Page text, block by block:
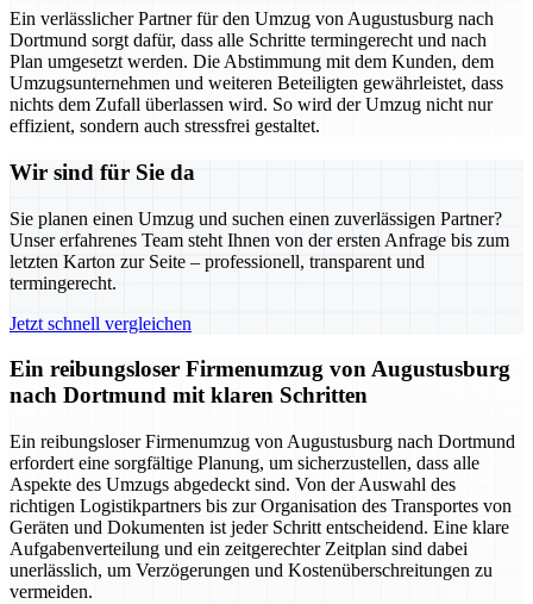
Ein verlässlicher Partner für den Umzug von Augustusburg nach
Dortmund sorgt dafür, dass alle Schritte termingerecht und nach
Plan umgesetzt werden. Die Abstimmung mit dem Kunden, dem
Umzugsunternehmen und weiteren Beteiligten gewährleistet, dass
nichts dem Zufall überlassen wird. So wird der Umzug nicht nur
effizient, sondern auch stressfrei gestaltet.
Wir sind für Sie da
Sie planen einen Umzug und suchen einen zuverlässigen Partner?
Unser erfahrenes Team steht Ihnen von der ersten Anfrage bis zum
letzten Karton zur Seite – professionell, transparent und
termingerecht.
Jetzt schnell vergleichen
Ein reibungsloser Firmenumzug von Augustusburg
nach Dortmund mit klaren Schritten
Ein reibungsloser Firmenumzug von Augustusburg nach Dortmund
erfordert eine sorgfältige Planung, um sicherzustellen, dass alle
Aspekte des Umzugs abgedeckt sind. Von der Auswahl des
richtigen Logistikpartners bis zur Organisation des Transportes von
Geräten und Dokumenten ist jeder Schritt entscheidend. Eine klare
Aufgabenverteilung und ein zeitgerechter Zeitplan sind dabei
unerlässlich, um Verzögerungen und Kostenüberschreitungen zu
vermeiden.